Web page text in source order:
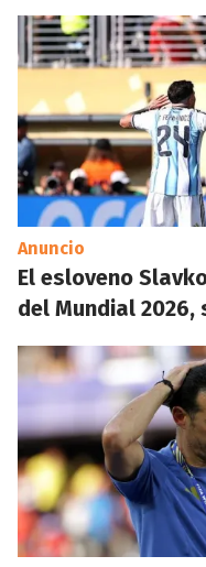
Anuncio
El esloveno
del Mundial